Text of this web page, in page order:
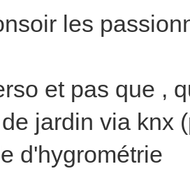
les
et pas que ,
jardin via knx
d'hygrométrie